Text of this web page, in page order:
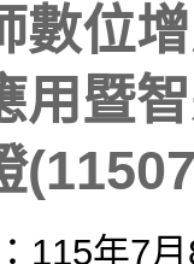
數位
用暨
115年7